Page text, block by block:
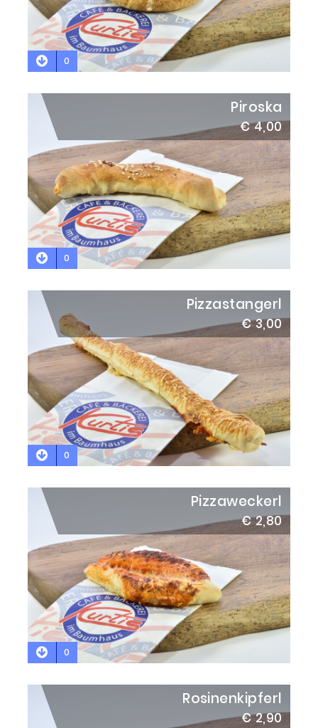
0
Piroska
€ 4,00
0
Pizzastangerl
€ 3,00
0
Pizzaweckerl
€ 2,80
0
Rosinenkipferl
€ 2,90